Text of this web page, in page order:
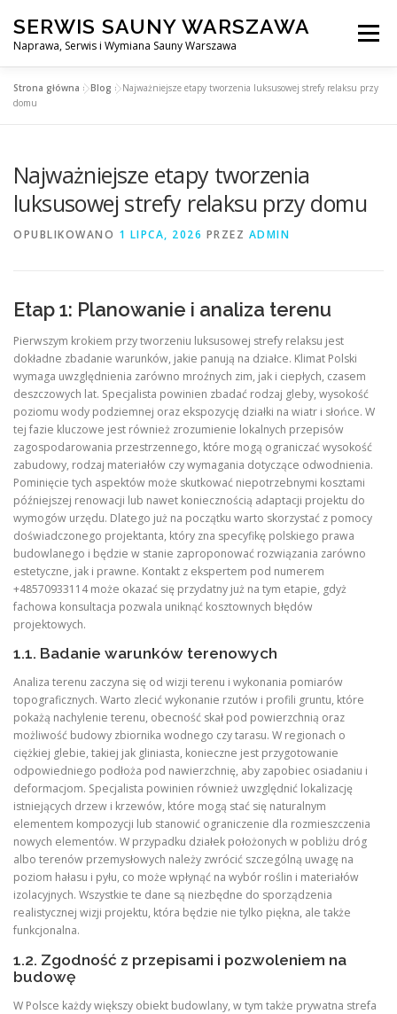
treści
SERWIS SAUNY WARSZAWA
Naprawa, Serwis i Wymiana Sauny Warszawa
Menu
SERWIS DO SAUNY WARSZAWA
Strona główna »Blog »Najważniejsze etapy tworzenia luksusowej strefy relaksu przy
domu
Najważniejsze etapy tworzenia
luksusowej strefy relaksu przy domu
OPUBLIKOWANO 1 LIPCA, 2026 PRZEZ ADMIN
Etap 1: Planowanie i analiza terenu
Pierwszym krokiem przy tworzeniu luksusowej strefy relaksu jest
dokładne zbadanie warunków, jakie panują na działce. Klimat Polski
wymaga uwzględnienia zarówno mroźnych zim, jak i ciepłych, czasem
deszczowych lat. Specjalista powinien zbadać rodzaj gleby, wysokość
poziomu wody podziemnej oraz ekspozycję działki na wiatr i słońce. W
tej fazie kluczowe jest również zrozumienie lokalnych przepisów
zagospodarowania przestrzennego, które mogą ograniczać wysokość
zabudowy, rodzaj materiałów czy wymagania dotyczące odwodnienia.
Pominięcie tych aspektów może skutkować niepotrzebnymi kosztami
późniejszej renowacji lub nawet koniecznością adaptacji projektu do
wymogów urzędu. Dlatego już na początku warto skorzystać z pomocy
doświadczonego projektanta, który zna specyfikę polskiego prawa
budowlanego i będzie w stanie zaproponować rozwiązania zarówno
estetyczne, jak i prawne. Kontakt z ekspertem pod numerem
+48570933114 może okazać się przydatny już na tym etapie, gdyż
fachowa konsultacja pozwala uniknąć kosztownych błędów
projektowych.
1.1. Badanie warunków terenowych
Analiza terenu zaczyna się od wizji terenu i wykonania pomiarów
topograficznych. Warto zlecić wykonanie rzutów i profili gruntu, które
pokażą nachylenie terenu, obecność skał pod powierzchnią oraz
możliwość budowy zbiornika wodnego czy tarasu. W regionach o
ciężkiej glebie, takiej jak gliniasta, konieczne jest przygotowanie
odpowiedniego podłoża pod nawierzchnię, aby zapobiec osiadaniu i
deformacjom. Specjalista powinien również uwzględnić lokalizację
istniejących drzew i krzewów, które mogą stać się naturalnym
elementem kompozycji lub stanowić ograniczenie dla rozmieszczenia
nowych elementów. W przypadku działek położonych w pobliżu dróg
albo terenów przemysłowych należy zwrócić szczególną uwagę na
poziom hałasu i pyłu, co może wpłynąć na wybór roślin i materiałów
izolacyjnych. Wszystkie te dane są niezbędne do sporządzenia
realistycznej wizji projektu, która będzie nie tylko piękna, ale także
funkcjonalna.
1.2. Zgodność z przepisami i pozwoleniem na
budowę
W Polsce każdy większy obiekt budowlany, w tym także prywatna strefa